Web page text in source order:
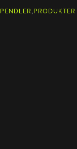
PENDLER,PRODUKTER